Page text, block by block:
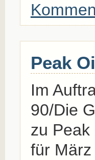
Peak
Im
90/Die
zu
für